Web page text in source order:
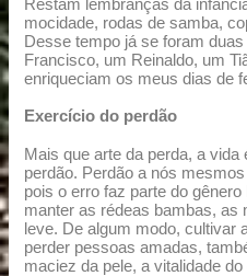
Restam lembranças da
mocidade, rodas de samba,
Desse tempo já se foram
Francisco, um Reinaldo, um
enriqueciam os meus dias de
Exercício do perdão
Mais que arte da perda, a
perdão. Perdão a nós
pois o erro faz parte do
manter as rédeas bambas, as
leve. De algum modo, cultivar
perder pessoas amadas,
maciez da pele, a vitalidade do